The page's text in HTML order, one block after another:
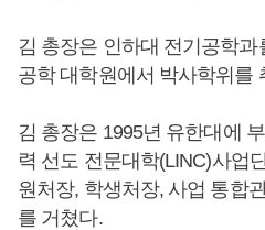
김 총장은 인하대 전기공학
공학 대학원에서 박사학위를
김 총장은 1995년 유한대에
력 선도 전문대학(LINC)사업
원처장, 학생처장, 사업 통합
를 거쳤다.